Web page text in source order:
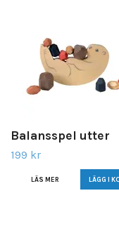
Balansspel utter
199 kr
LÄS MER